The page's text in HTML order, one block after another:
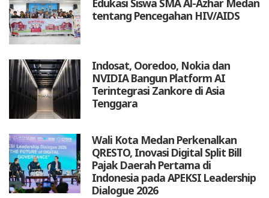
Edukasi Siswa SMA Al-Azhar Medan
tentang Pencegahan HIV/AIDS
Indosat, Ooredoo, Nokia dan
NVIDIA Bangun Platform AI
Terintegrasi Zankore di Asia
Tenggara
Wali Kota Medan Perkenalkan
QRESTO, Inovasi Digital Split Bill
Pajak Daerah Pertama di
Indonesia pada APEKSI Leadership
Dialogue 2026